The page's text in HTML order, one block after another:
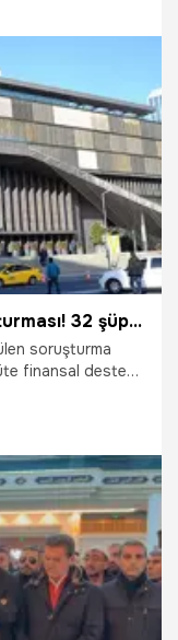
CHP'li 4 belediyeye terör soruşturması! 32 şüpheli gözaltına alındı
soruşturma
finansal destek